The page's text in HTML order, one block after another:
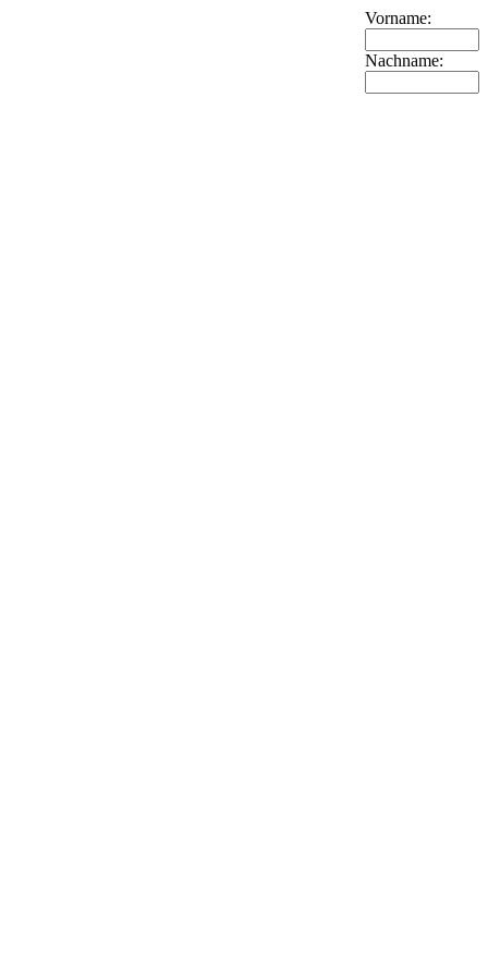
Vorname:
Nachname: